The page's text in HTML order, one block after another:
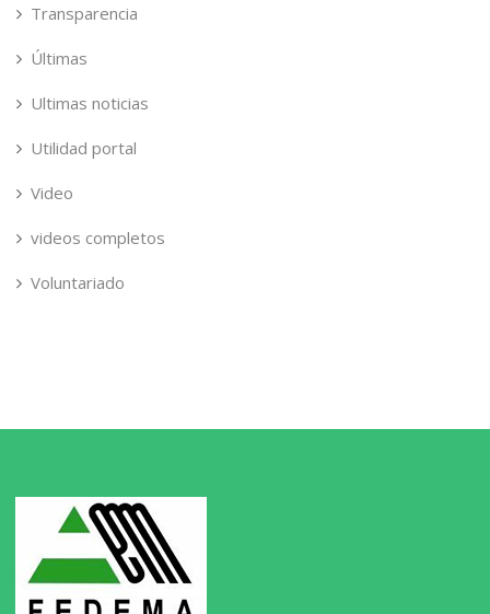
Transparencia
Últimas
Ultimas noticias
Utilidad portal
Video
videos completos
Voluntariado